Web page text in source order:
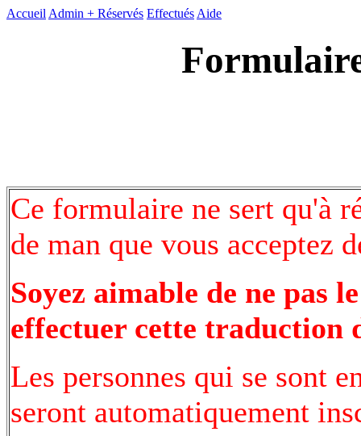
Accueil Admin + Réservés Effectués Aide
Ce formulaire ne sert qu'à
de man que vous acceptez
Soyez aimable de ne pas
effectuer cette traduction
Les personnes qui se sont
seront automatiquement